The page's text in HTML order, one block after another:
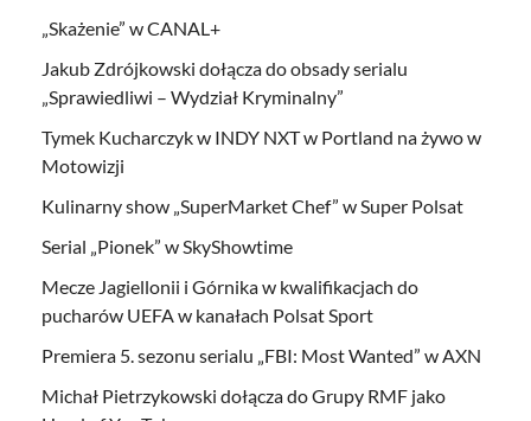
„Skażenie” w CANAL+
Jakub Zdrójkowski dołącza do obsady serialu
„Sprawiedliwi – Wydział Kryminalny”
Tymek Kucharczyk w INDY NXT w Portland na żywo w
Motowizji
Kulinarny show „SuperMarket Chef” w Super Polsat
Serial „Pionek” w SkyShowtime
Mecze Jagiellonii i Górnika w kwalifikacjach do
pucharów UEFA w kanałach Polsat Sport
Premiera 5. sezonu serialu „FBI: Most Wanted” w AXN
Michał Pietrzykowski dołącza do Grupy RMF jako